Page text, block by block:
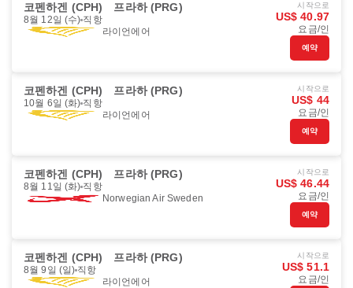
코펜하겐 (CPH) 프라하 (PRG)
8월 12일 (수) 직항
라이언에어
시작으로
US$ 40.97
요금/인
예약
코펜하겐 (CPH) 프라하 (PRG)
10월 6일 (화) 직항
라이언에어
시작으로
US$ 44
요금/인
예약
코펜하겐 (CPH) 프라하 (PRG)
8월 11일 (화) 직항
Norwegian Air Sweden
시작으로
US$ 46.44
요금/인
예약
코펜하겐 (CPH) 프라하 (PRG)
8월 9일 (일) 직항
라이언에어
시작으로
US$ 51.1
요금/인